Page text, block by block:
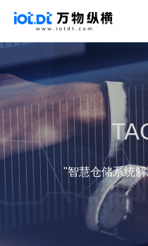
"智慧仓储系统